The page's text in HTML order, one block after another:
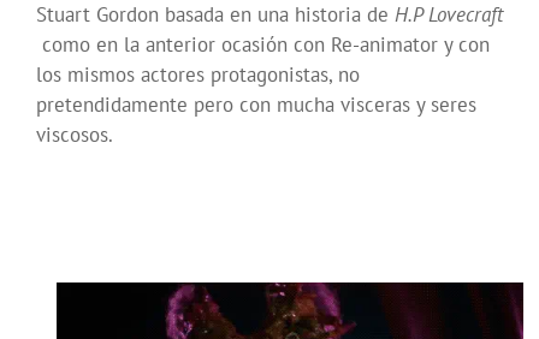
Stuart Gordon basada en una historia de H.P Lovecraft
como en la anterior ocasión con Re-animator y con
los mismos actores protagonistas, no
pretendidamente pero con mucha visceras y seres
viscosos.